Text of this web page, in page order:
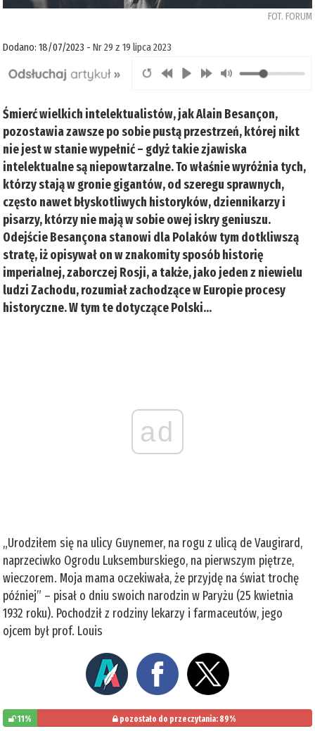
FOT. FORUM
Dodano: 18/07/2023 -Nr 29 z 19 lipca 2023
Śmierć wielkich intelektualistów, jak Alain Besançon,
pozostawia zawsze po sobie pustą przestrzeń, której nikt
nie jest w stanie wypełnić – gdyż takie zjawiska
intelektualne są niepowtarzalne. To właśnie wyróżnia tych,
którzy stają w gronie gigantów, od szeregu sprawnych,
często nawet błyskotliwych historyków, dziennikarzy i
pisarzy, którzy nie mają w sobie owej iskry geniuszu.
Odejście Besançona stanowi dla Polaków tym dotkliwszą
stratę, iż opisywał on w znakomity sposób historię
imperialnej, zaborczej Rosji, a także, jako jeden z niewielu
ludzi Zachodu, rozumiał zachodzące w Europie procesy
historyczne. W tym te dotyczące Polski…
ad
„Urodziłem się na ulicy Guynemer, na rogu z ulicą de Vaugirard,
naprzeciwko Ogrodu Luksemburskiego, na pierwszym piętrze,
wieczorem. Moja mama oczekiwała, że przyjdę na świat trochę
później” – pisał o dniu swoich narodzin w Paryżu (25 kwietnia
1932 roku). Pochodził z rodziny lekarzy i farmaceutów, jego
ojcem był prof. Louis
11% pozostało do przeczytania: 89%